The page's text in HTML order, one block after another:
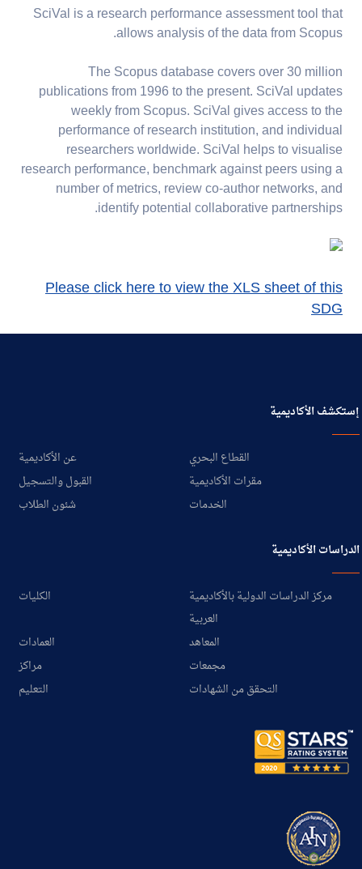
development - new build
standards
11.4.9 Building on
brownfield sites
SciVal is a research performance assessment tool that
allows analysis of the data from Scopus.
The Scopus database covers over 30 million
publications from 1996 to the present. SciVal updates
weekly from Scopus. SciVal gives access to the
performance of research institution, and individual
researchers worldwide. SciVal helps to visualise
research performance, benchmark against peers using a
number of metrics, review co-author networks, and
identify potential collaborative partnerships.
Please click here to view the XLS sheet of this
SDG
إستكشف الأكاديمية
عن الأكاديمية
القطاع البحري
القبول والتسجيل
مقرات الأكاديمية
شئون الطلاب
الخدمات
الدراسات الأكاديمية
الكليات
مركز الدراسات الدولية بالأكاديمية
العربية
العمادات
المعاهد
مراكز
مجمعات
التعليم
التحقق من الشهادات